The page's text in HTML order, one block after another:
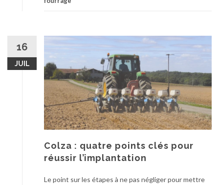
16
JUIL
Colza : quatre points clés pour
réussir l’implantation
Le point sur les étapes à ne pas négliger pour mettre